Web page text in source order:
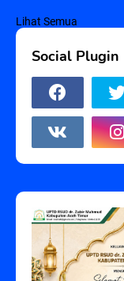
Lihat Semua
Social Plugin